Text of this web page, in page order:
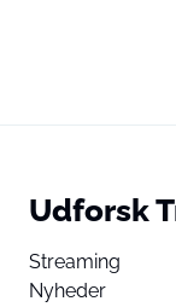
Udforsk
Streaming
Nyheder